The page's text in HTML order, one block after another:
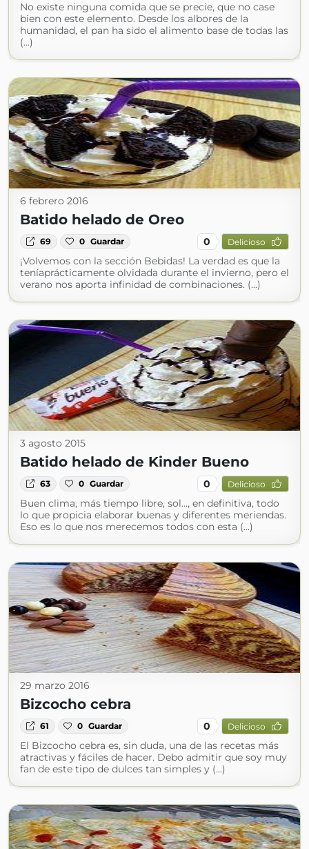
No existe ninguna comida que se precie, que no case
bien con este elemento. Desde los albores de la
humanidad, el pan ha sido el alimento base de todas las
(...)
6 febrero 2016
Batido helado de Oreo
69 0 Guardar 0 Delicioso
¡Volvemos con la sección Bebidas! La verdad es que la
teníaprácticamente olvidada durante el invierno, pero el
verano nos aporta infinidad de combinaciones. (...)
3 agosto 2015
Batido helado de Kinder Bueno
63 0 Guardar 0 Delicioso
Buen clima, más tiempo libre, sol..., en definitiva, todo
lo que propicia elaborar buenas y diferentes meriendas.
Eso es lo que nos merecemos todos con esta (...)
29 marzo 2016
Bizcocho cebra
61 0 Guardar 0 Delicioso
El Bizcocho cebra es, sin duda, una de las recetas más
atractivas y fáciles de hacer. Debo admitir que soy muy
fan de este tipo de dulces tan simples y (...)